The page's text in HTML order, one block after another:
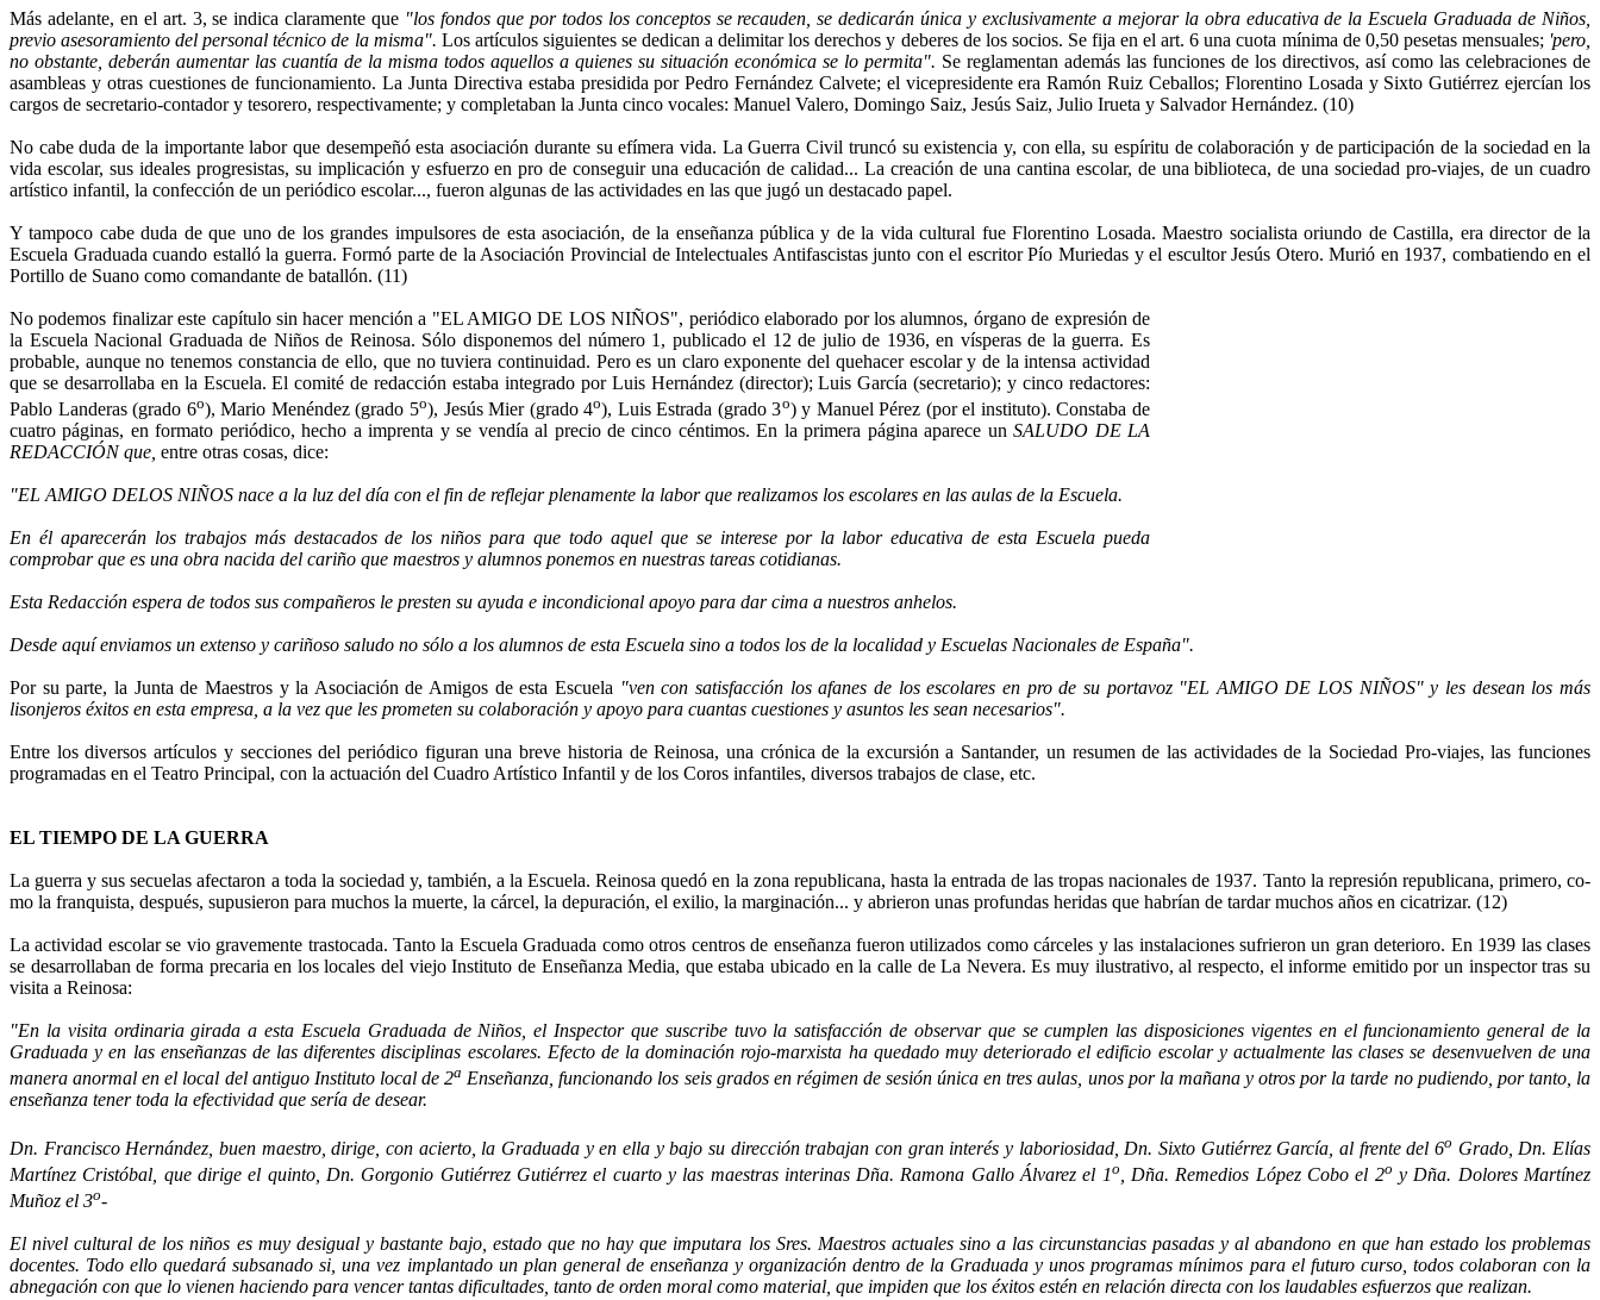
Más adelante, en el art. 3, se indica claramente que "los fon­dos que por todos los conceptos se recauden, se dedicarán única y exclusivamente a mejorar la obra educativa de la Escuela Gra­duada de Niños,
previo asesoramiento del personal técnico de la misma". Los artículos siguientes se dedican a delimitar los dere­chos y deberes de los socios. Se fija en el art. 6 una cuota míni­ma de 0,50 pesetas mensuales; 'pero,
no obstante, deberán au­mentar las cuantía de la misma todos aquellos a quienes su si­tuación económica se lo permita". Se reglamentan además las funciones de los directivos, así como las celebraciones de
asam­bleas y otras cuestiones de funcionamiento. La Junta Directiva estaba presidida por Pedro Fernández Calvete; el vicepresiden­te era Ramón Ruiz Ceballos; Florentino Losada y Sixto Gutiérrez ejercían los
cargos de secretario-contador y tesorero, respectiva­mente; y completaban la Junta cinco vocales: Manuel Valero, Do­mingo Saiz, Jesús Saiz, Julio Irueta y Salvador Hernández. (10)
No cabe duda de la importante labor que desempeñó esta asociación durante su efímera vida. La Guerra Civil truncó su existencia y, con ella, su espíritu de colaboración y de participación de la sociedad en la
vida esco­lar, sus ideales progresistas, su im­plicación y esfuerzo en pro de con­seguir una educación de calidad... La creación de una cantina escolar, de una biblioteca, de una sociedad pro-viajes, de un cuadro
artístico in­fantil, la confección de un periódico escolar..., fueron algunas de las ac­tividades en las que jugó un desta­cado papel.
Y tampoco cabe duda de que uno de los grandes impulsores de esta asociación, de la enseñanza pú­blica y de la vida cultural fue Flo­rentino Losada. Maestro socialista oriundo de Castilla, era director de la
Escuela Graduada cuando estalló la guerra. Formó parte de la Asociación Provincial de Intelec­tuales Antifascistas junto con el escritor Pío Muriedas y el escul­tor Jesús Otero. Murió en 1937, combatiendo en el
Portillo de Suano como comandante de batallón. (11)
No podemos finalizar este capítulo sin hacer mención a "EL AMIGO DE LOS NIÑOS", periódico elaborado por los alumnos, órgano de expresión de
la Escuela Nacional Graduada de Niños de Reinosa. Sólo disponemos del número 1, publicado el 12 de julio de 1936, en vísperas de la guerra. Es
probable, aunque no tenemos constancia de ello, que no tuviera continuidad. Pero es un claro exponente del quehacer escolar y de la intensa activi­dad
que se desarrollaba en la Escuela. El comité de redacción estaba integrado por Luis Hernández (director); Luis García (se­cretario); y cinco redactores:
Pablo Landeras (grado 6o), Mario Menéndez (grado 5o), Jesús Mier (grado 4o), Luis Estrada (grado 3o) y Manuel Pérez (por el instituto). Constaba de
cuatro pági­nas, en formato periódico, hecho a imprenta y se vendía al pre­cio de cinco céntimos. En la primera página aparece un SALU­DO DE LA
REDACCIÓN que, entre otras cosas, dice:
"EL AMIGO DELOS NIÑOS nace a la luz del día con el fin de reflejar plenamente la labor que realizamos los escolares en las aulas de la Escuela.
En él aparecerán los trabajos más destacados de los niños pa­ra que todo aquel que se interese por la labor educativa de esta Escuela pueda
comprobar que es una obra nacida del cariño que maestros y alumnos ponemos en nuestras tareas cotidianas.
Esta Redacción espera de todos sus compañeros le presten su ayuda e incondicional apoyo para dar cima a nuestros anhelos.
Desde aquí enviamos un extenso y cariñoso saludo no sólo a los alumnos de esta Escuela sino a todos los de la localidad y Es­cuelas Nacionales de España".
Por su parte, la Junta de Maestros y la Asociación de Amigos de esta Escuela "ven con satisfacción los afanes de los escolares en pro de su portavoz "EL AMIGO DE LOS NIÑOS" y les desean los más
lisonjeros éxitos en esta empresa, a la vez que les prometen su colaboración y apoyo para cuantas cuestiones y asuntos les sean necesarios".
Entre los diversos artículos y secciones del periódico figuran una breve historia de Reinosa, una crónica de la excursión a San­tander, un resumen de las actividades de la Sociedad Pro-viajes, las funciones
programadas en el Teatro Principal, con la actua­ción del Cuadro Artístico Infantil y de los Coros infantiles, diver­sos trabajos de clase, etc.
EL TIEMPO DE LA GUERRA
La guerra y sus secuelas afectaron a toda la sociedad y, también, a la Escuela. Reinosa quedó en la zona re­publicana, hasta la entrada de las tropas nacionales de 1937. Tanto la represión republicana, primero, co­
mo la franquista, después, supusieron para muchos la muerte, la cárcel, la depuración, el exilio, la marginación... y abrieron unas profundas heridas que habrían de tardar muchos años en cicatrizar. (12)
La actividad escolar se vio gravemente trastocada. Tanto la Escuela Graduada como otros centros de enseñanza fueron uti­lizados como cárceles y las instalaciones sufrieron un gran dete­rioro. En 1939 las clases
se desarrollaban de forma precaria en los locales del viejo Instituto de Enseñanza Media, que estaba ubicado en la calle de La Nevera. Es muy ilustrativo, al respecto, el informe emitido por un inspector tras su
visita a Reinosa:
"En la visita ordinaria girada a esta Escuela Graduada de Niños, el Inspector que suscribe tuvo la satisfacción de observar que se cumplen las disposiciones vigentes en el funcionamiento general de la
Graduada y en las enseñanzas de las diferentes dis­ciplinas escolares. Efecto de la dominación rojo-marxista ha quedado muy deteriorado el edificio escolar y actualmente las clases se desenvuelven de una
manera anormal en el local del antiguo Instituto local de 2a Enseñanza, funcionando los seis grados en régimen de sesión única en tres aulas, unos por la ma­ñana y otros por la tarde no pudiendo, por tanto, la
enseñanza tener toda la efectividad que sería de desear.
Dn. Francisco Hernández, buen maestro, dirige, con acier­to, la Graduada y en ella y bajo su dirección trabajan con gran interés y laboriosidad, Dn. Sixto Gutiérrez García, al frente del 6o Grado, Dn. Elías
Martínez Cristóbal, que dirige el quinto, Dn. Gorgonio Gutiérrez Gutiérrez el cuarto y las maestras interinas Dña. Ramona Gallo Álvarez el 1o , Dña. Remedios López Cobo el 2o y Dña. Dolores Martínez
Muñoz el 3o-
El nivel cultural de los niños es muy desigual y bastante ba­jo, estado que no hay que imputara los Sres. Maestros actuales sino a las circunstancias pasadas y al abandono en que han es­tado los problemas
docentes. Todo ello quedará subsanado si, una vez implantado un plan general de enseñanza y organiza­ción dentro de la Graduada y unos programas mínimos para el futuro curso, todos colaboran con la
abnegación con que lo vienen haciendo para vencer tantas dificultades, tanto de orden moral como material, que impiden que los éxitos estén en rela­ción directa con los laudables esfuerzos que realizan.